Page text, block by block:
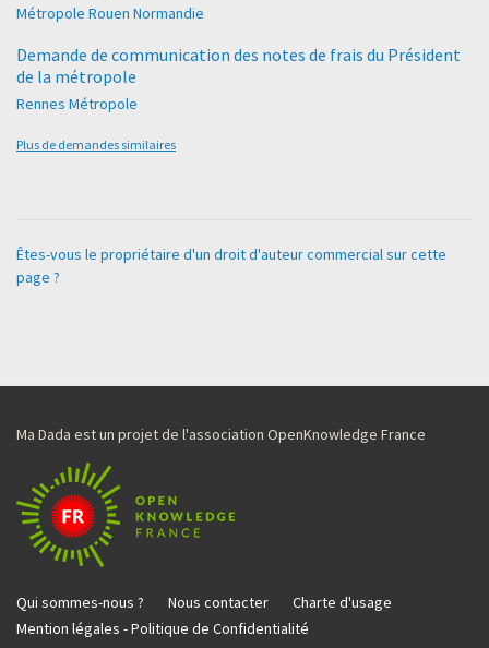
Métropole Rouen Normandie
Demande de communication des notes de frais du Président
de la métropole
Rennes Métropole
Plus de demandes similaires
Êtes-vous le propriétaire d'un droit d'auteur commercial sur cette
page ?
Ma Dada est un projet de l'association OpenKnowledge France
Qui sommes-nous ? Nous contacter
Charte d'usage
Mention légales - Politique de Confidentialité